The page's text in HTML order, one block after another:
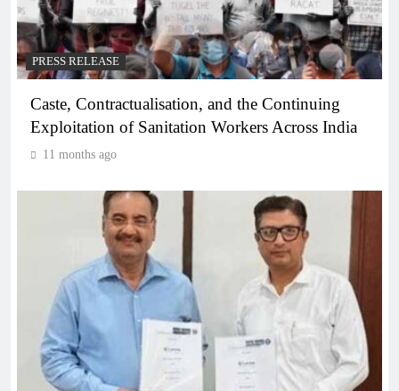
PRESS RELEASE
Caste, Contractualisation, and the Continuing
Exploitation of Sanitation Workers Across India
11 months ago